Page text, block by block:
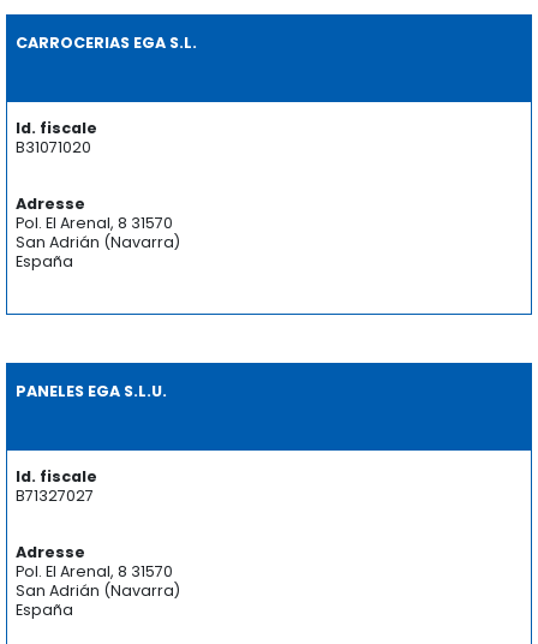
CARROCERIAS EGA S.L.
Id. fiscale
B31071020
Adresse
Pol. El Arenal, 8 31570
San Adrián (Navarra)
España
PANELES EGA S.L.U.
Id. fiscale
B71327027
Adresse
Pol. El Arenal, 8 31570
San Adrián (Navarra)
España